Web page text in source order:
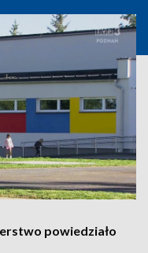
powiedziało